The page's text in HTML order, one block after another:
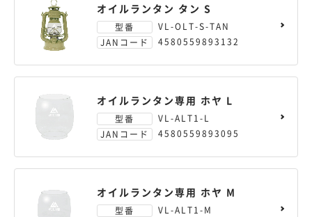
オイルランタン タン S
型番
VL-OLT-S-TAN
JANコード
4580559893132
オイルランタン専用 ホヤ L
型番
VL-ALT1-L
JANコード
4580559893095
オイルランタン専用 ホヤ M
型番
VL-ALT1-M